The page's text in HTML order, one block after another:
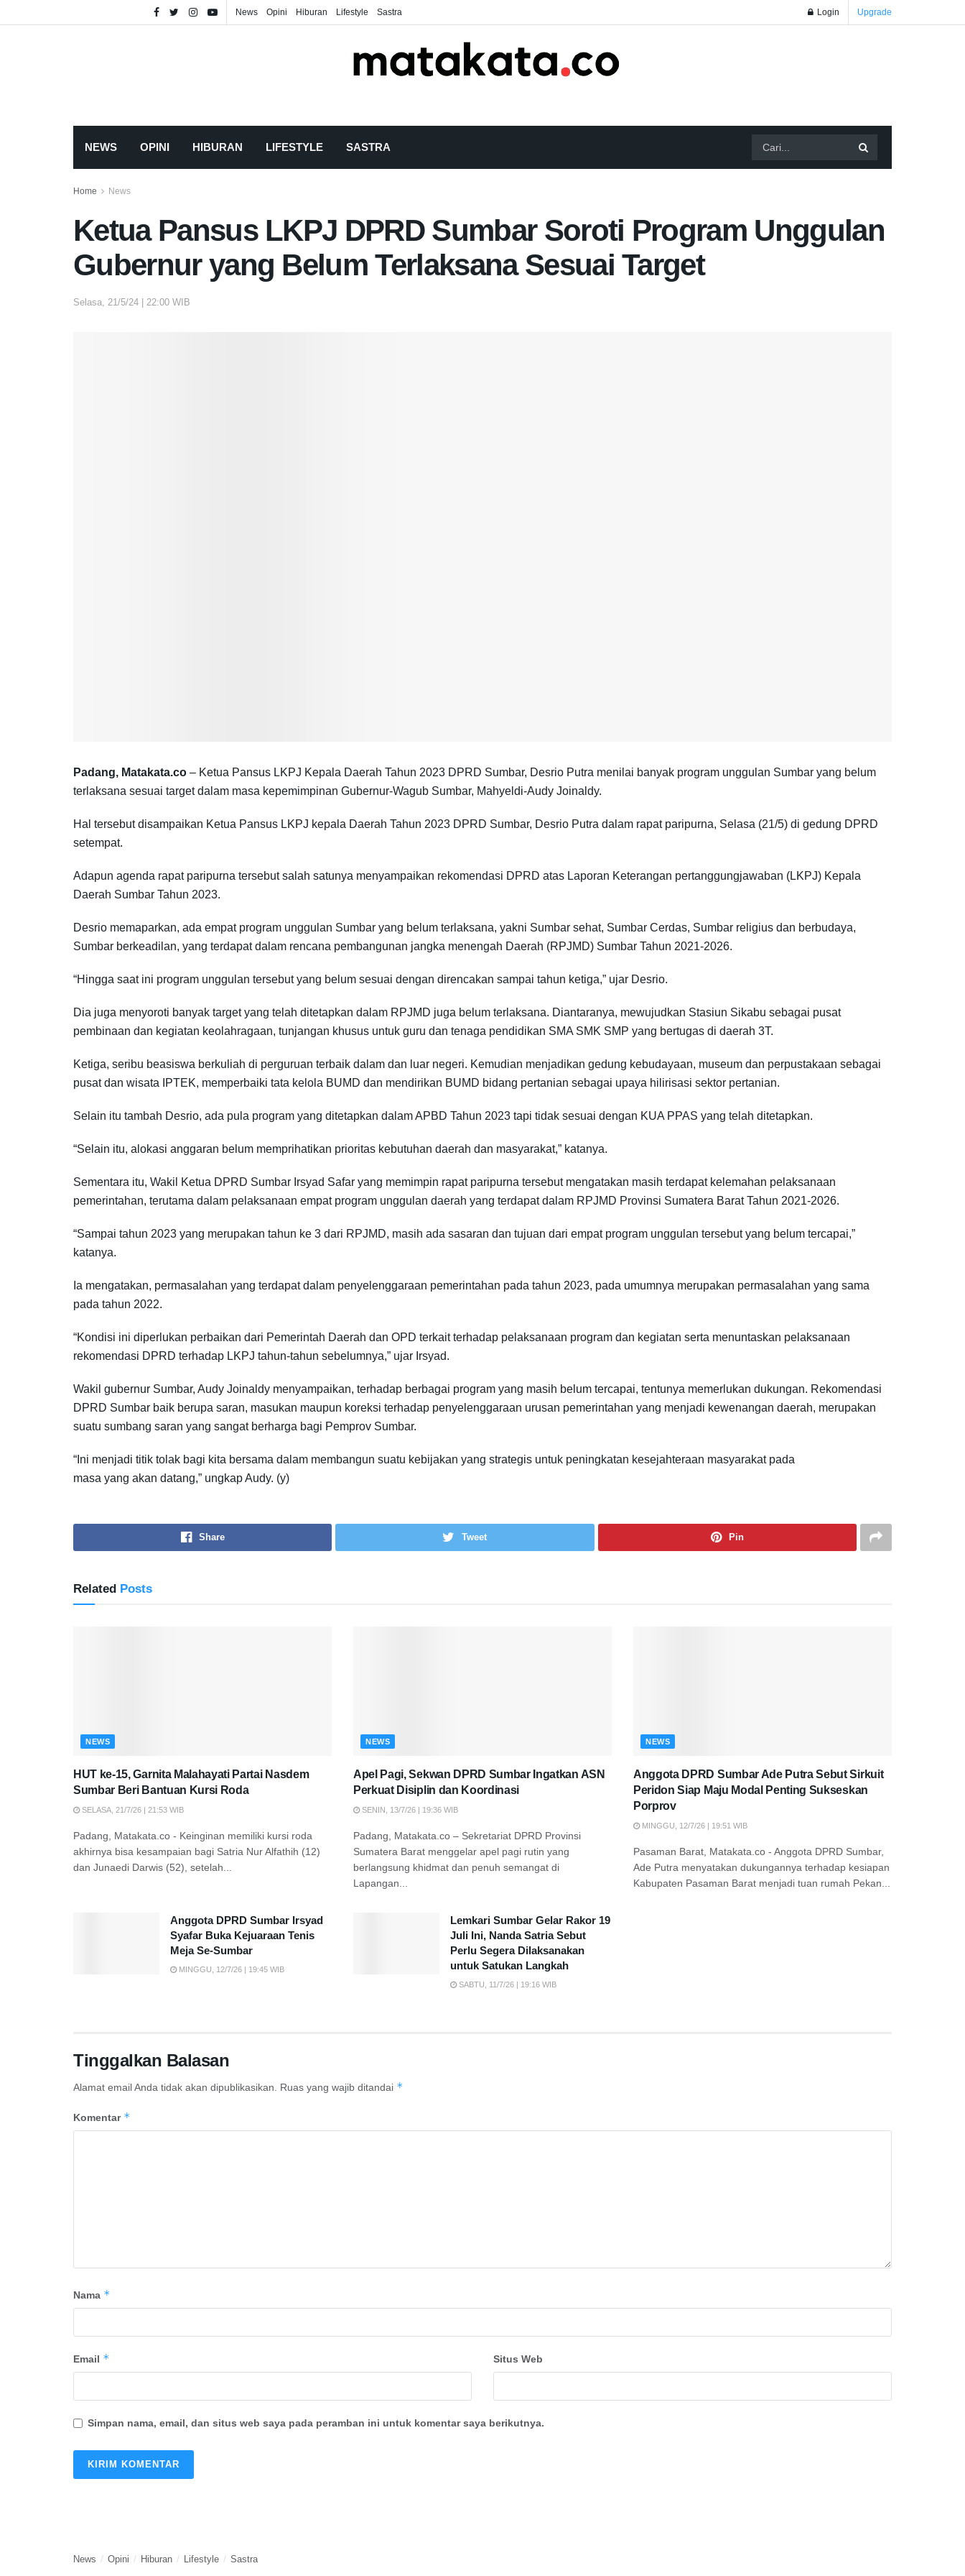
News Opini Hiburan Lifestyle Sastra Login Upgrade
NEWS OPINI HIBURAN LIFESTYLE SASTRA
Home News
Ketua Pansus LKPJ DPRD Sumbar Soroti Program Unggulan
Gubernur yang Belum Terlaksana Sesuai Target
Selasa, 21/5/24 | 22:00 WIB
Padang, Matakata.co – Ketua Pansus LKPJ Kepala Daerah Tahun 2023 DPRD Sumbar, Desrio Putra menilai banyak program unggulan Sumbar yang belum
terlaksana sesuai target dalam masa kepemimpinan Gubernur-Wagub Sumbar, Mahyeldi-Audy Joinaldy.
Hal tersebut disampaikan Ketua Pansus LKPJ kepala Daerah Tahun 2023 DPRD Sumbar, Desrio Putra dalam rapat paripurna, Selasa (21/5) di gedung DPRD
setempat.
Adapun agenda rapat paripurna tersebut salah satunya menyampaikan rekomendasi DPRD atas Laporan Keterangan pertanggungjawaban (LKPJ) Kepala
Daerah Sumbar Tahun 2023.
Desrio memaparkan, ada empat program unggulan Sumbar yang belum terlaksana, yakni Sumbar sehat, Sumbar Cerdas, Sumbar religius dan berbudaya,
Sumbar berkeadilan, yang terdapat dalam rencana pembangunan jangka menengah Daerah (RPJMD) Sumbar Tahun 2021-2026.
“Hingga saat ini program unggulan tersebut yang belum sesuai dengan direncakan sampai tahun ketiga,” ujar Desrio.
Dia juga menyoroti banyak target yang telah ditetapkan dalam RPJMD juga belum terlaksana. Diantaranya, mewujudkan Stasiun Sikabu sebagai pusat
pembinaan dan kegiatan keolahragaan, tunjangan khusus untuk guru dan tenaga pendidikan SMA SMK SMP yang bertugas di daerah 3T.
Ketiga, seribu beasiswa berkuliah di perguruan terbaik dalam dan luar negeri. Kemudian menjadikan gedung kebudayaan, museum dan perpustakaan sebagai
pusat dan wisata IPTEK, memperbaiki tata kelola BUMD dan mendirikan BUMD bidang pertanian sebagai upaya hilirisasi sektor pertanian.
Selain itu tambah Desrio, ada pula program yang ditetapkan dalam APBD Tahun 2023 tapi tidak sesuai dengan KUA PPAS yang telah ditetapkan.
“Selain itu, alokasi anggaran belum memprihatikan prioritas kebutuhan daerah dan masyarakat,” katanya.
Sementara itu, Wakil Ketua DPRD Sumbar Irsyad Safar yang memimpin rapat paripurna tersebut mengatakan masih terdapat kelemahan pelaksanaan
pemerintahan, terutama dalam pelaksanaan empat program unggulan daerah yang terdapat dalam RPJMD Provinsi Sumatera Barat Tahun 2021-2026.
“Sampai tahun 2023 yang merupakan tahun ke 3 dari RPJMD, masih ada sasaran dan tujuan dari empat program unggulan tersebut yang belum tercapai,”
katanya.
Ia mengatakan, permasalahan yang terdapat dalam penyelenggaraan pemerintahan pada tahun 2023, pada umumnya merupakan permasalahan yang sama
pada tahun 2022.
“Kondisi ini diperlukan perbaikan dari Pemerintah Daerah dan OPD terkait terhadap pelaksanaan program dan kegiatan serta menuntaskan pelaksanaan
rekomendasi DPRD terhadap LKPJ tahun-tahun sebelumnya,” ujar Irsyad.
Wakil gubernur Sumbar, Audy Joinaldy menyampaikan, terhadap berbagai program yang masih belum tercapai, tentunya memerlukan dukungan. Rekomendasi
DPRD Sumbar baik berupa saran, masukan maupun koreksi terhadap penyelenggaraan urusan pemerintahan yang menjadi kewenangan daerah, merupakan
suatu sumbang saran yang sangat berharga bagi Pemprov Sumbar.
“Ini menjadi titik tolak bagi kita bersama dalam membangun suatu kebijakan yang strategis untuk peningkatan kesejahteraan masyarakat pada
masa yang akan datang,” ungkap Audy. (y)
Share Tweet Pin
Related Posts
NEWS
HUT ke-15, Garnita Malahayati Partai Nasdem
Sumbar Beri Bantuan Kursi Roda
SELASA, 21/7/26 | 21:53 WIB
Padang, Matakata.co - Keinginan memiliki kursi roda
akhirnya bisa kesampaian bagi Satria Nur Alfathih (12)
dan Junaedi Darwis (52), setelah...
NEWS
Apel Pagi, Sekwan DPRD Sumbar Ingatkan ASN
Perkuat Disiplin dan Koordinasi
SENIN, 13/7/26 | 19:36 WIB
Padang, Matakata.co – Sekretariat DPRD Provinsi
Sumatera Barat menggelar apel pagi rutin yang
berlangsung khidmat dan penuh semangat di
Lapangan...
NEWS
Anggota DPRD Sumbar Ade Putra Sebut Sirkuit
Peridon Siap Maju Modal Penting Sukseskan
Porprov
MINGGU, 12/7/26 | 19:51 WIB
Pasaman Barat, Matakata.co - Anggota DPRD Sumbar,
Ade Putra menyatakan dukungannya terhadap kesiapan
Kabupaten Pasaman Barat menjadi tuan rumah Pekan...
Anggota DPRD Sumbar Irsyad
Syafar Buka Kejuaraan Tenis
Meja Se-Sumbar
MINGGU, 12/7/26 | 19:45 WIB
Lemkari Sumbar Gelar Rakor 19
Juli Ini, Nanda Satria Sebut
Perlu Segera Dilaksanakan
untuk Satukan Langkah
SABTU, 11/7/26 | 19:16 WIB
Tinggalkan Balasan
Alamat email Anda tidak akan dipublikasikan. Ruas yang wajib ditandai *
Komentar *
Nama *
Email * Situs Web
Simpan nama, email, dan situs web saya pada peramban ini untuk komentar saya berikutnya.
News Opini Hiburan Lifestyle Sastra